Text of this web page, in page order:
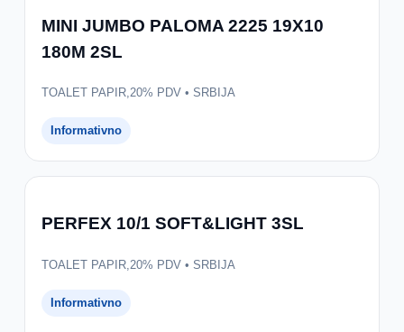
MINI JUMBO PALOMA 2225 19X10
180M 2SL
TOALET PAPIR,20% PDV • SRBIJA
Informativno
PERFEX 10/1 SOFT&LIGHT 3SL
TOALET PAPIR,20% PDV • SRBIJA
Informativno